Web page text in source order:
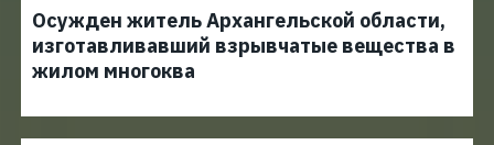
Осужден житель Архангельской области,
изготавливавший взрывчатые вещества в
жилом многоква